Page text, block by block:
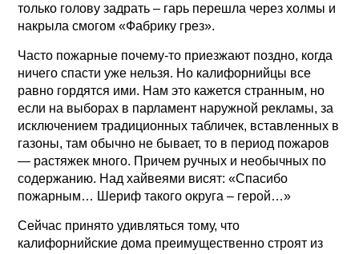
только голову задрать – гарь перешла через холмы и
накрыла смогом «Фабрику грез».
Часто пожарные почему-то приезжают поздно, когда
ничего спасти уже нельзя. Но калифорнийцы все
равно гордятся ими. Нам это кажется странным, но
если на выборах в парламент наружной рекламы, за
исключением традиционных табличек, вставленных в
газоны, там обычно не бывает, то в период пожаров
— растяжек много. Причем ручных и необычных по
содержанию. Над хайвеями висят: «Спасибо
пожарным… Шериф такого округа – герой…»
Сейчас принято удивляться тому, что
калифорнийские дома преимущественно строят из